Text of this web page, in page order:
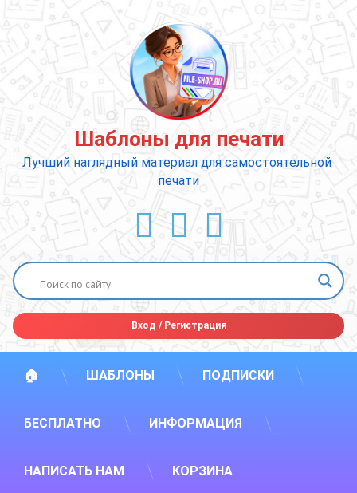
содержимому
Шаблоны для печати
Лучший наглядный материал для самостоятельной
печати
ВКонтакте
YouTube
E-mail
Вход /Регистрация
🏠 ШАБЛОНЫ ПОДПИСКИ
БЕСПЛАТНО ИНФОРМАЦИЯ
НАПИСАТЬ НАМ КОРЗИНА